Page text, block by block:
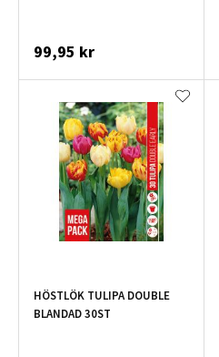
99,95 kr
HÖSTLÖK TULIPA DOUBLE
BLANDAD 30ST